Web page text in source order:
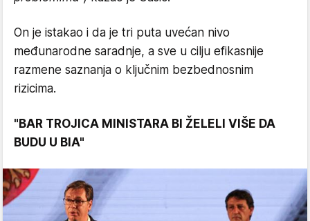
On je istakao i da je tri puta uvećan nivo
međunarodne saradnje, a sve u cilju efikasnije
razmene saznanja o ključnim bezbednosnim
rizicima.
"BAR TROJICA MINISTARA BI ŽELELI VIŠE DA
BUDU U BIA"